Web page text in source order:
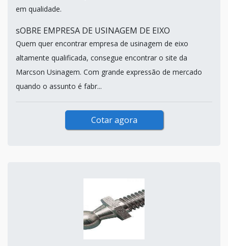
em qualidade.
sOBRE EMPRESA DE USINAGEM DE EIXO
Quem quer encontrar empresa de usinagem de eixo
altamente qualificada, consegue encontrar o site da
Marcson Usinagem. Com grande expressão de mercado
quando o assunto é fabr...
Cotar agora